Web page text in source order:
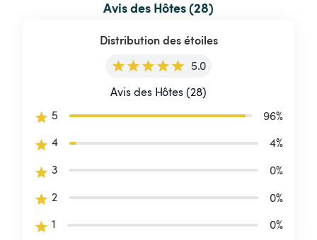
Avis des Hôtes (28)
Distribution des étoiles
5.0
Avis des Hôtes (28)
5
96%
4
4%
3
0%
2
0%
1
0%